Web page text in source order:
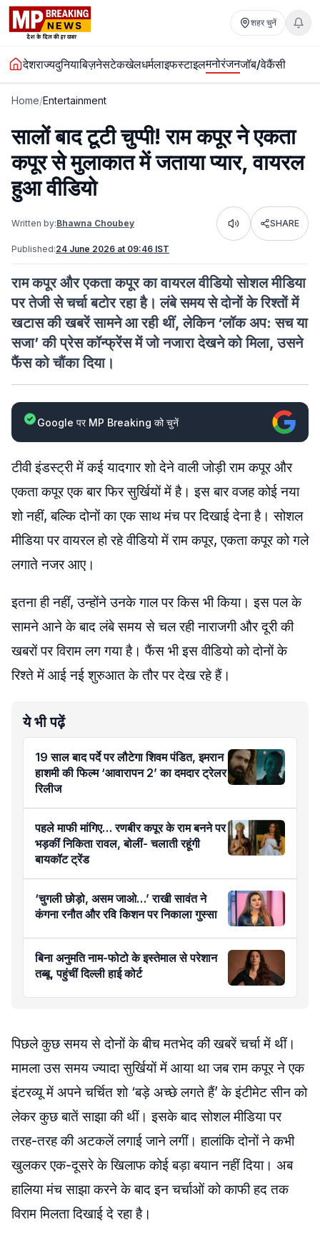
शहर चुनें
देशराज्यदुनियाबिज़नेसटेकखेलधर्मलाइफस्टाइलमनोरंजनजॉब/वेकैंसी
Home/Entertainment
सालों बाद टूटी चुप्पी! राम कपूर ने एकता
कपूर से मुलाकात में जताया प्यार, वायरल
हुआ वीडियो
Written by:Bhawna Choubey Listen SHARE
Published:24 June 2026 at 09:46 IST
राम कपूर और एकता कपूर का वायरल वीडियो सोशल मीडिया
पर तेजी से चर्चा बटोर रहा है। लंबे समय से दोनों के रिश्तों में
खटास की खबरें सामने आ रही थीं, लेकिन ‘लॉक अप: सच या
सजा’ की प्रेस कॉन्फ्रेंस में जो नजारा देखने को मिला, उसने
फैंस को चौंका दिया।
Google पर MP Breaking को चुनें
टीवी इंडस्ट्री में कई यादगार शो देने वाली जोड़ी राम कपूर और
एकता कपूर एक बार फिर सुर्खियों में है। इस बार वजह कोई नया
शो नहीं, बल्कि दोनों का एक साथ मंच पर दिखाई देना है। सोशल
मीडिया पर वायरल हो रहे वीडियो में राम कपूर, एकता कपूर को गले
लगाते नजर आए।
इतना ही नहीं, उन्होंने उनके गाल पर किस भी किया। इस पल के
सामने आने के बाद लंबे समय से चल रही नाराजगी और दूरी की
खबरों पर विराम लग गया है। फैंस भी इस वीडियो को दोनों के
रिश्ते में आई नई शुरुआत के तौर पर देख रहे हैं।
ये भी पढ़ें
19 साल बाद पर्दे पर लौटेगा शिवम पंडित, इमरान
हाशमी की फिल्म ‘आवारापन 2’ का दमदार ट्रेलर
रिलीज
पहले माफी मांगिए… रणबीर कपूर के राम बनने पर
भड़कीं निकिता रावल, बोलीं- चलाती रहूंगी
बायकॉट ट्रेंड
‘चुगली छोड़ो, असम जाओ…’ राखी सावंत ने
कंगना रनौत और रवि किशन पर निकाला गुस्सा
बिना अनुमति नाम-फोटो के इस्तेमाल से परेशान
तब्बू, पहुंचीं दिल्ली हाई कोर्ट
पिछले कुछ समय से दोनों के बीच मतभेद की खबरें चर्चा में थीं।
मामला उस समय ज्यादा सुर्खियों में आया था जब राम कपूर ने एक
इंटरव्यू में अपने चर्चित शो ‘बड़े अच्छे लगते हैं’ के इंटीमेट सीन को
लेकर कुछ बातें साझा की थीं। इसके बाद सोशल मीडिया पर
तरह-तरह की अटकलें लगाई जाने लगीं। हालांकि दोनों ने कभी
खुलकर एक-दूसरे के खिलाफ कोई बड़ा बयान नहीं दिया। अब
हालिया मंच साझा करने के बाद इन चर्चाओं को काफी हद तक
विराम मिलता दिखाई दे रहा है।